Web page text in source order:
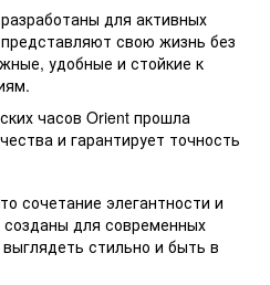
для активных
свою жизнь без
удобные и стойкие к
часов Orient прошла
и гарантирует точность
сочетание элегантности и
для современных
стильно и быть в